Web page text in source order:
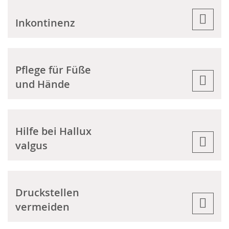
Inkontinenz
Pflege für Füße
und Hände
Hilfe bei Hallux
valgus
Druckstellen
vermeiden